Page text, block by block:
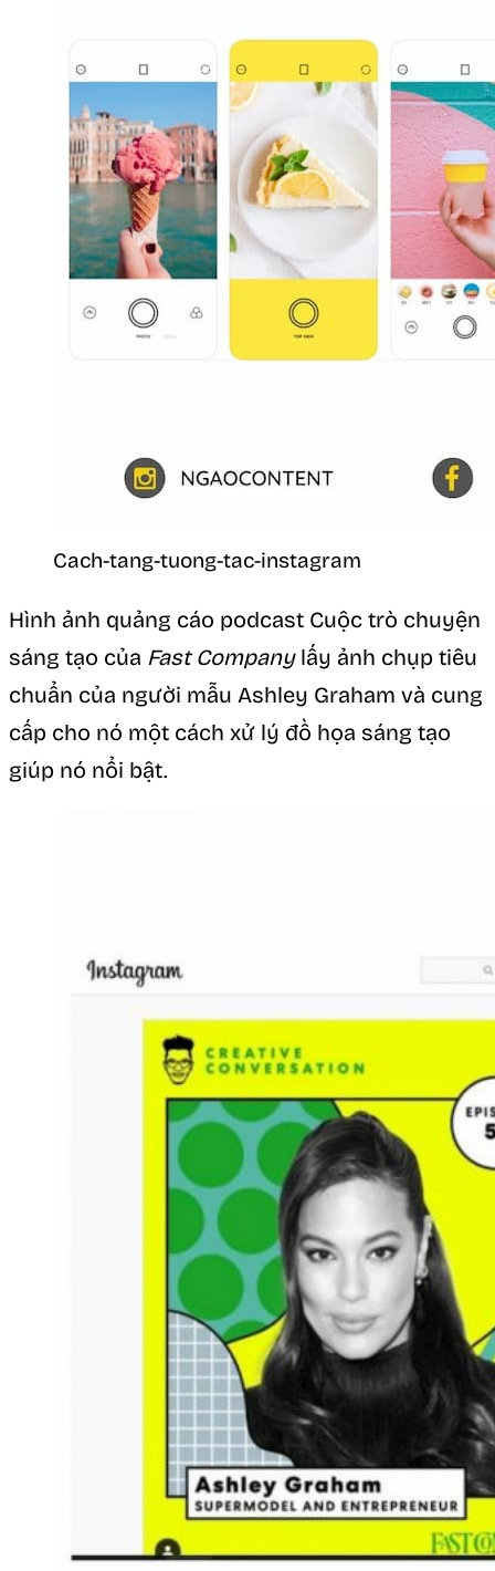
Cach-tang-tuong-tac-instagram
Hình ảnh quảng cáo podcast Cuộc trò chuyện
sáng tạo của Fast Companylấy ảnh chụp tiêu
chuẩn của người mẫu Ashley Graham và cung
cấp cho nó một cách xử lý đồ họa sáng tạo
giúp nó nổi bật.